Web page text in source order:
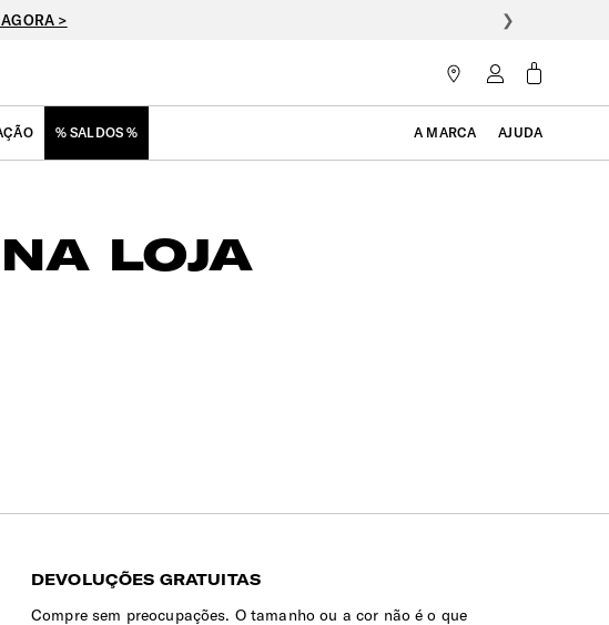
> ❯
% SALDOS % A MARCA AJUDA
LOJA
DEVOLUÇÕES GRATUITAS
Compre sem preocupações. O tamanho ou a cor não é o que